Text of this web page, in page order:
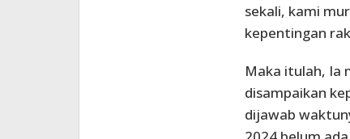
sekali, kami
kepentingan
Maka itulah, Ia
disampaikan
dijawab